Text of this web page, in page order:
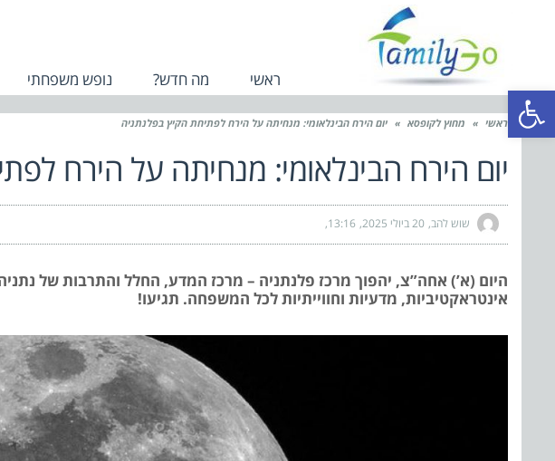
פתח סרגל נגישות ראשי מה חדש? נופש משפחתי
ראשי » מחוץ לקופסא » יום הירח הבינלאומי: מנחיתה על הירח לפתיחת הקיץ בפלנתניה
יום הירח הבינלאומי: מנחיתה על הירח
שוש להב 20 ביולי 2025 13:16
היום (א’) אחה”צ, יהפוך מרכז פלנתניה – מרכז המדע, החלל והתרבות של
אינטראקטיביות, מדעיות וחווייתיות לכל המשפחה. תגיעו!